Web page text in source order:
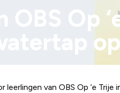
OBS Op
leerlingen van OBS Op ‘e